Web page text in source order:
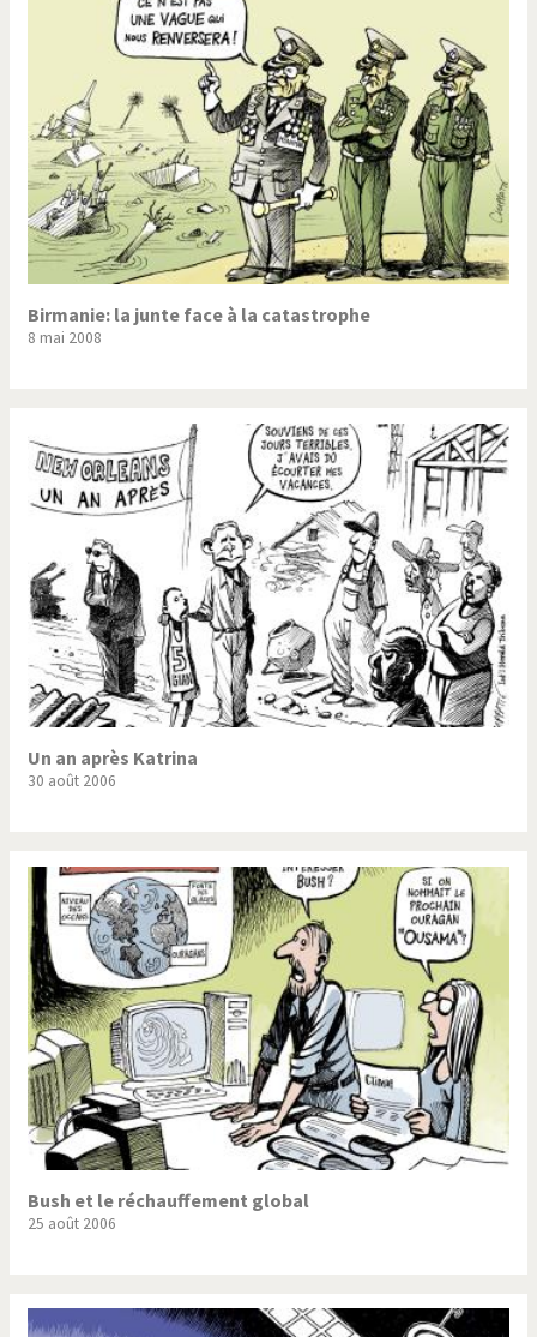
Birmanie: la junte face à la catastrophe
8 mai 2008
Un an après Katrina
30 août 2006
Bush et le réchauffement global
25 août 2006